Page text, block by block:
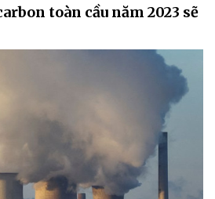
toàn cầu năm 2023 sẽ